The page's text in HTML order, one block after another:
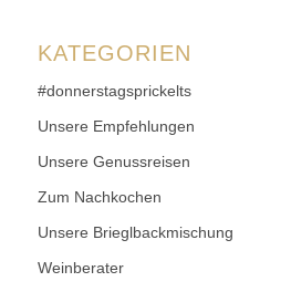
KATEGORIEN
#donnerstagsprickelts
Unsere Empfehlungen
Unsere Genussreisen
Zum Nachkochen
Unsere Brieglbackmischung
Weinberater